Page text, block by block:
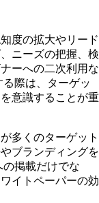
度の拡大やリード
ニーズの把握、検
ーへの二次利用な
際は、ターゲッ
意識することが重
多くのターゲット
ブランディングを
掲載だけでな
イトペーパーの効